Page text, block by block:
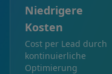
Niedrigere
Kosten
Cost per Lead durch
kontinuierliche
Optimierung